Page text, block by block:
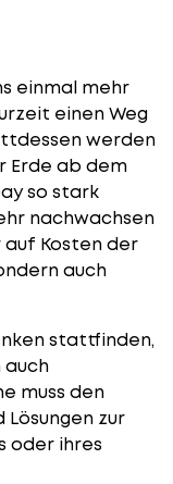
einmal mehr
einen Weg
werden
Erde ab dem
so stark
nachwachsen
auf Kosten der
auch
stattfinden,
muss den
zur
oder ihres